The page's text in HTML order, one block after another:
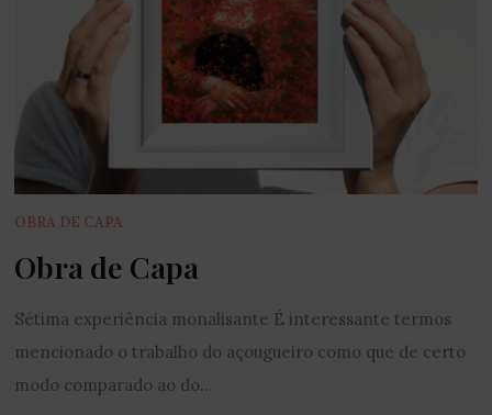
OBRA DE CAPA
Obra de Capa
Sétima experiência monalisante É interessante termos
mencionado o trabalho do açougueiro como que de certo
modo comparado ao do...